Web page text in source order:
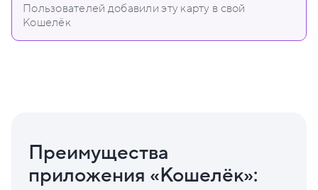
Пользователей добавили эту карту в свой
Кошелёк
Преимущества
приложения «Кошелёк»: